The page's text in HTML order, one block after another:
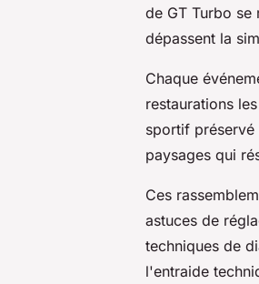
de GT Turbo
dépassent la
Chaque
restaurations
sportif préservé
paysages qui
Ces
astuces de
techniques de
l'entraide